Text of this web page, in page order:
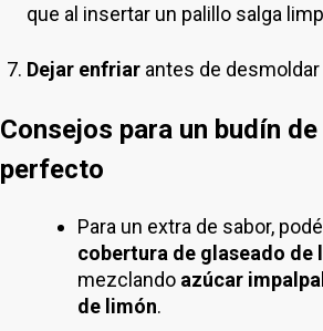
que al insertar un palillo salga
Dejar enfriar antes de desmoldar
Consejos para un budín
perfecto
Para un extra de sabor,
cobertura de glaseado de
mezclando azúcar
de limón.